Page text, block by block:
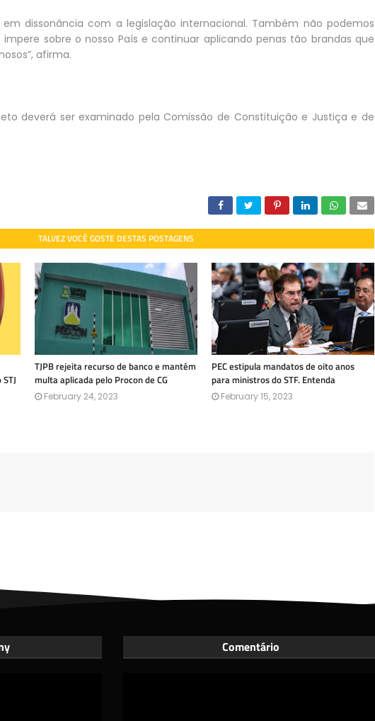
em dissonância com a legislação internacional. Também não podemos
sobre o nosso País e continuar aplicando penas tão brandas que
afirma.
deverá ser examinado pela Comissão de Constituição e Justiça e de
TALVEZ VOCÊ GOSTE DESTAS POSTAGENS
TJPB rejeita recurso de banco e mantém
multa aplicada pelo Procon de CG
February 24, 2023
PEC estipula mandatos de oito anos
para ministros do STF. Entenda
February 15, 2023
Comentário